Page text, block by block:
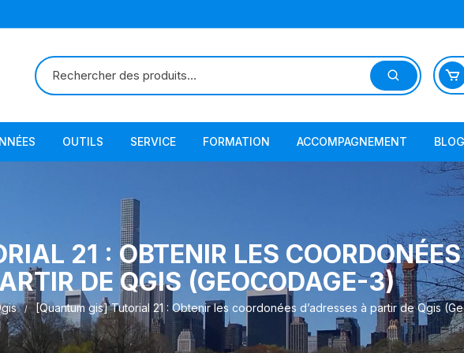
OUTILS SERVICE FORMATION ACCOMPAGNEMENT BLOG
21 : OBTENIR LES COORDONÉES
DE QGIS (GEOCODAGE-3)
[Quantum gis] Tutorial 21 : Obtenir les coordonées d’adresses à partir de Qgis